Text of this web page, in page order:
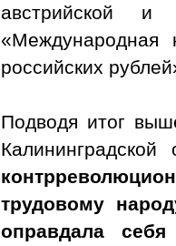
австрийской
«Международная
российских
Подводя итог
трудовому
оправдала